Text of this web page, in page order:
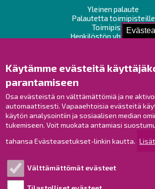
Käytämme evästeitä
parantamiseen
Osa evästeistä on välttämättömiä ja ne
automaattisesti. Vapaaehtoisia evästeitä
käytön analysointiin ja sosiaalisen median
tukemiseen. Voit muokata antamiasi
tahansa Evästeasetukset-linkin kautta.
Välttämättömät evästeet
Yleinen palaute
Palautetta toimipisteille
Toimipisteet
Henkilöstön
Raahe Facebookissa
Raahe Instagramissa
Raahe LinkedInissä
Raahe YouTubessa
Esityslistat ja pöytäkirjat
Viranhaltijapäätökset